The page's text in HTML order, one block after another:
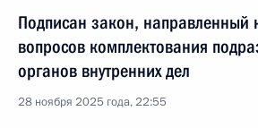
Подписан закон, направленный
вопросов комплектования
органов внутренних дел
28 ноября 2025 года, 22:55